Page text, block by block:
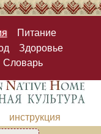
Питание
Здоровье
Словарь
инструкция